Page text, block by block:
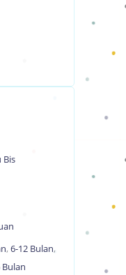
Bis
, 6-12 Bulan,
Bulan